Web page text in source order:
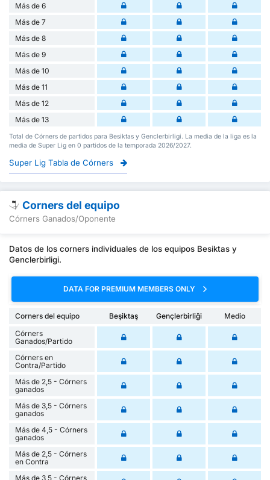
Más de 6
Más de 7
Más de 8
Más de 9
Más de 10
Más de 11
Más de 12
Más de 13
Total de Córners de partidos para Besiktas y Genclerbirligi. La media de la liga es la
media de Super Lig en 0 partidos de la temporada 2026/2027.
Super Lig Tabla de Córners
Corners del equipo
Córners Ganados/Oponente
Datos de los corners individuales de los equipos Besiktas y
Genclerbirligi.
DATA FOR PREMIUM MEMBERS ONLY
Corners del equipo Beşiktaş Gençlerbirliği
Medio
Córners
Ganados/Partido
Córners en
Contra/Partido
Más de 2,5 - Córners
ganados
Más de 3,5 - Córners
ganados
Más de 4,5 - Córners
ganados
Más de 2,5 - Córners
en Contra
Más de 3,5 - Córners